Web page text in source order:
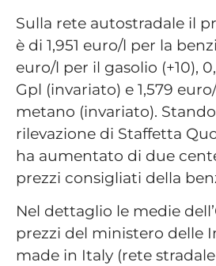
Sulla rete autostradale il
è di 1,951 euro/l per la
euro/l per il gasolio (+10),
Gpl (invariato) e 1,579
metano (invariato).
rilevazione di Staffetta
ha aumentato di due
prezzi consigliati della
Nel dettaglio le medie
prezzi del ministero delle
made in Italy (rete